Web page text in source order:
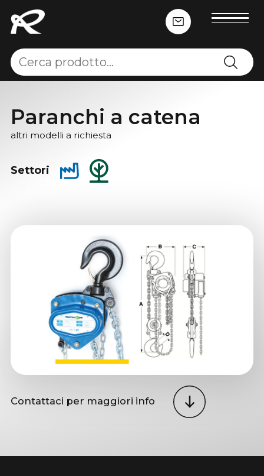
Home - Attrezzature - Paranco - Paranchi a catena
Paranchi a catena
altri modelli a richiesta
Settori
Contattaci per maggiori info